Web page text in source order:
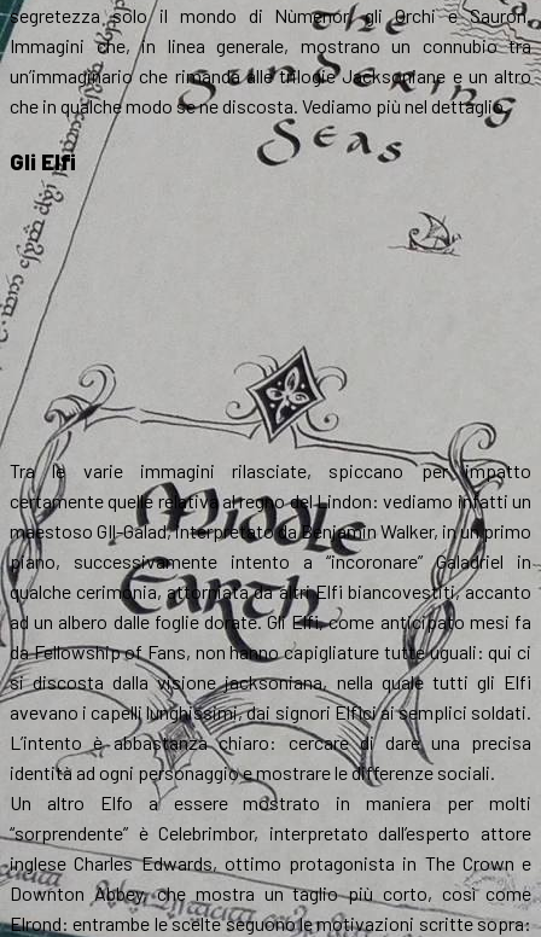
segretezza solo il mondo di Nùmenor, gli Orchi e Sauron.
Immagini che, in linea generale, mostrano un connubio tra
un’immaginario che rimanda alle trilogie Jacksoniane e un altro
che in qualche modo se ne discosta. Vediamo più nel dettaglio.
Gli Elfi
Tra le varie immagini rilasciate, spiccano per impatto
certamente quelle relativa al regno del Lindon: vediamo infatti un
maestoso GIl-Galad, interpretato da Benjamin Walker, in un primo
piano, successivamente intento a “incoronare” Galadriel in
qualche cerimonia, attorniata da altri Elfi biancovestiti, accanto
ad un albero dalle foglie dorate. Gli Elfi, come anticipato mesi fa
da Fellowship of Fans, non hanno capigliature tutte uguali: qui ci
si discosta dalla visione jacksoniana, nella quale tutti gli Elfi
avevano i capelli lunghissimi, dai signori Elfici ai semplici soldati.
L’intento è abbastanza chiaro: cercare di dare una precisa
identità ad ogni personaggio e mostrare le differenze sociali.
Un altro Elfo a essere mostrato in maniera per molti
“sorprendente” è Celebrimbor, interpretato dall’esperto attore
inglese Charles Edwards, ottimo protagonista in The Crown e
Downton Abbey, che mostra un taglio più corto, così come
Elrond: entrambe le scelte seguono le motivazioni scritte sopra: